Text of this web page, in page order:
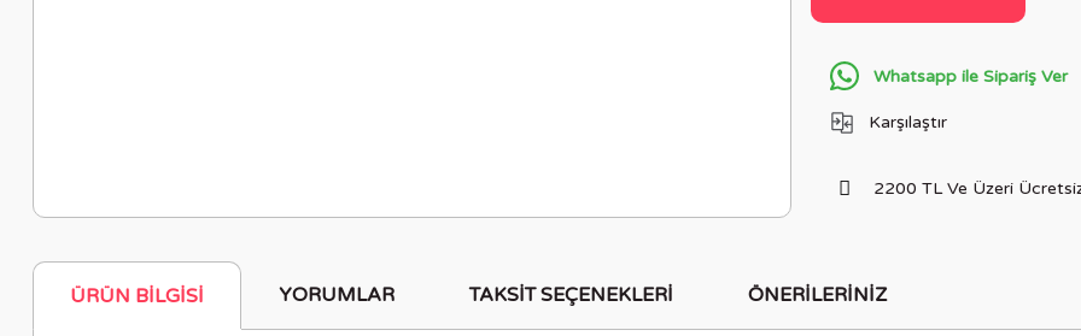
Whatsapp ile Sipariş Ver
Karşılaştır
2200 TL Ve Üzeri
ÜRÜN BILGISI YORUMLAR TAKSIT SEÇENEKLERI ÖNERILERINIZ